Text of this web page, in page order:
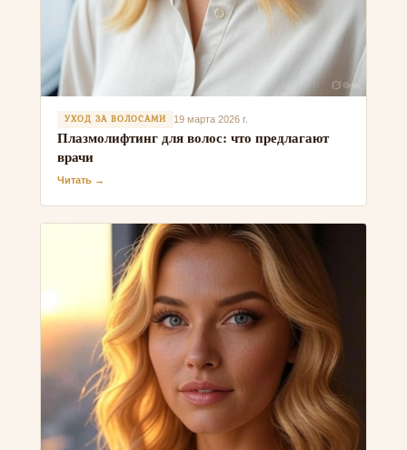
УХОД ЗА ВОЛОСАМИ 19 марта 2026 г.
Плазмолифтинг для волос: что предлагают
врачи
Читать →